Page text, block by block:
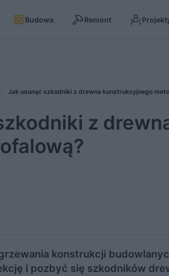
Budowa Remont
Jak usunąć szkodniki z drewna konstrukcyjnego
z
konstrukcji
i pozbyć się szkodników